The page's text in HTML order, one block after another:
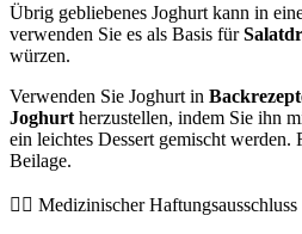
Übrig gebliebenes Joghurt kann in
verwenden Sie es als Basis für
würzen.
Verwenden Sie Joghurt in
Joghurt herzustellen, indem Sie ihn
ein leichtes Dessert gemischt
Beilage.
👨‍⚕️️ Medizinischer Haftungsausschluss